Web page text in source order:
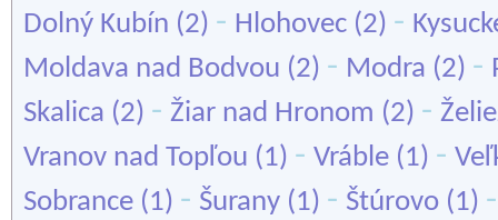
Dolný Kubín (2) - Hlohovec (2) -
Moldava nad Bodvou (2) - Modra (2) -
Skalica (2) - Žiar nad Hronom (2) -
Vranov nad Topľou (1) - Vráble (1) -
Sobrance (1) - Šurany (1) - Štúrovo (1)